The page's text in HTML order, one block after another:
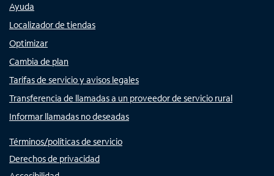
Ayuda
Localizador de tiendas
Optimizar
Cambia de plan
Tarifas de servicio y avisos legales
Transferencia de llamadas a un proveedor de servicio rural
Informar llamadas no deseadas
Términos/políticas de servicio
Derechos de privacidad